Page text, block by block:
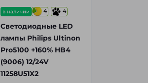
в наличии 4 4
Светодиодные LED
лампы Philips Ultinon
Pro5100 +160% HB4
(9006) 12/24V
11258U51X2